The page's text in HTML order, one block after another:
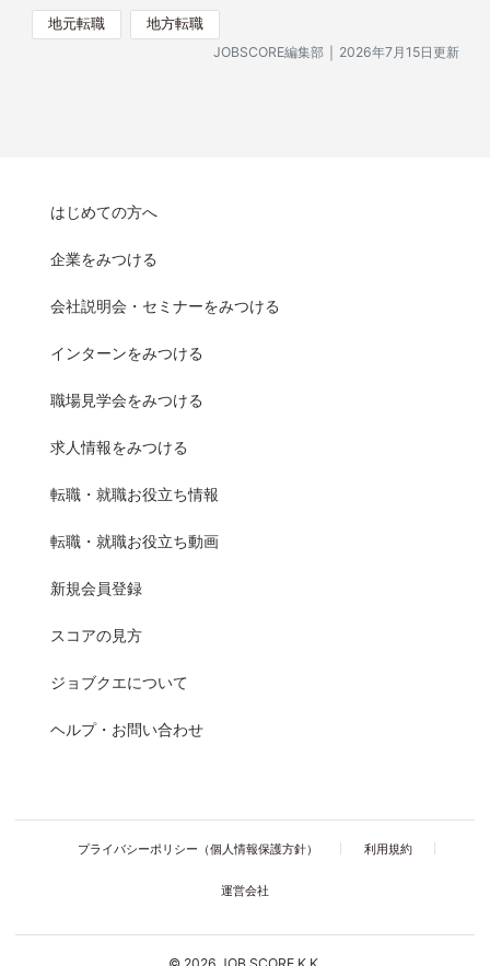
地元転職
地方転職
JOBSCORE編集部 ｜ 2026年7月15日更新
はじめての方へ
企業をみつける
会社説明会・セミナーをみつける
インターンをみつける
職場見学会をみつける
求人情報をみつける
転職・就職お役立ち情報
転職・就職お役立ち動画
新規会員登録
スコアの見方
ジョブクエについて
ヘルプ・お問い合わせ
プライバシーポリシー（個人情報保護方針） 利用規約
運営会社